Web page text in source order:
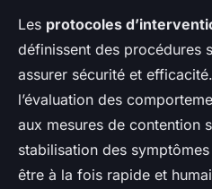
Les protocoles
définissent des procédures
assurer sécurité et
l’évaluation des
aux mesures de contention
stabilisation des
être à la fois rapide et